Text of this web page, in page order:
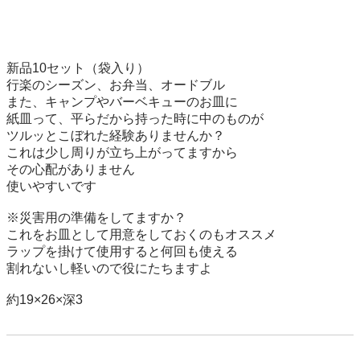
新品10セット（袋入り）
行楽のシーズン、お弁当、オードブル
また、キャンプやバーベキューのお皿に
紙皿って、平らだから持った時に中のものが
ツルッとこぼれた経験ありませんか？
これは少し周りが立ち上がってますから
その心配がありません
使いやすいです
※災害用の準備をしてますか？
これをお皿として用意をしておくのもオススメ
ラップを掛けて使用すると何回も使える
割れないし軽いので役にたちますよ
約19×26×深3